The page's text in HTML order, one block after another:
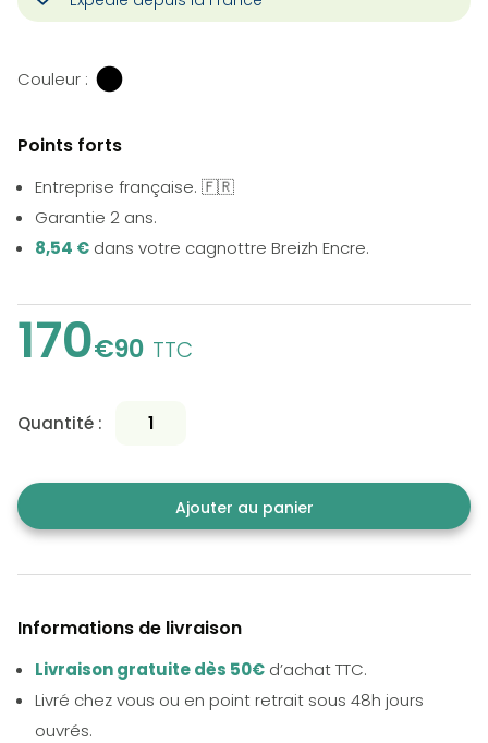
Couleur :
Points forts
Entreprise française. 🇫🇷
Garantie 2 ans.
8,54 € dans votre cagnottre Breizh Encre.
170€90 TTC
Quantité :
Ajouter au panier
Informations de livraison
Livraison gratuite dès 50€ d’achat TTC.
Livré chez vous ou en point retrait sous 48h jours
ouvrés.